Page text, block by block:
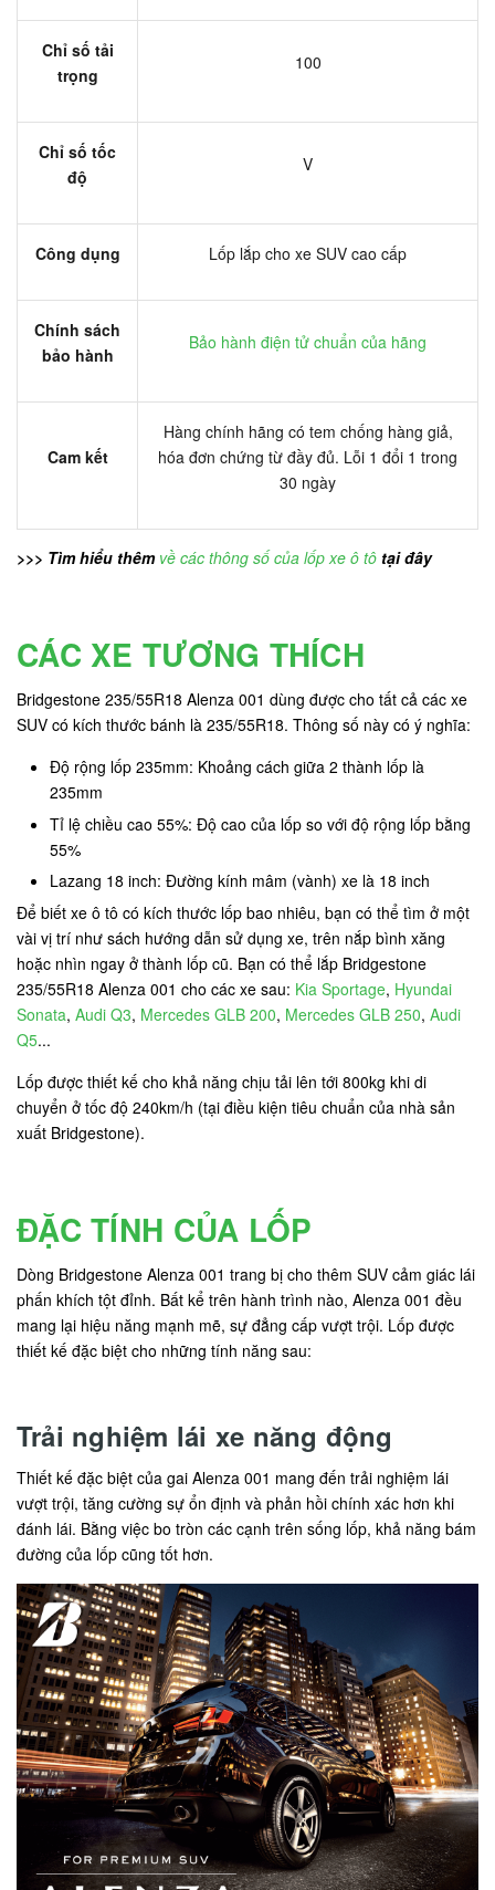
Chỉ số tải
trọng
100
Chỉ số tốc
độ
V
Công dụng Lốp lắp cho xe SUV cao cấp
Chính sách
bảo hành
Bảo hành điện tử chuẩn của hãng
Cam kết
Hàng chính hãng có tem chống hàng giả,
hóa đơn chứng từ đầy đủ. Lỗi 1 đổi 1 trong
30 ngày
>>> Tìm hiểu thêm về các thông số của lốp xe ô tô tại đây
CÁC XE TƯƠNG THÍCH
Bridgestone 235/55R18 Alenza 001 dùng được cho tất cả các xe
SUV có kích thước bánh là 235/55R18. Thông số này có ý nghĩa:
Độ rộng lốp 235mm: Khoảng cách giữa 2 thành lốp là
235mm
Tỉ lệ chiều cao 55%: Độ cao của lốp so với độ rộng lốp bằng
55%
Lazang 18 inch: Đường kính mâm (vành) xe là 18 inch
Để biết xe ô tô có kích thước lốp bao nhiêu, bạn có thể tìm ở một
vài vị trí như sách hướng dẫn sử dụng xe, trên nắp bình xăng
hoặc nhìn ngay ở thành lốp cũ. Bạn có thể lắp Bridgestone
235/55R18 Alenza 001 cho các xe sau: Kia Sportage, Hyundai
Sonata, Audi Q3, Mercedes GLB 200, Mercedes GLB 250, Audi
Q5...
Lốp được thiết kế cho khả năng chịu tải lên tới 800kg khi di
chuyển ở tốc độ 240km/h (tại điều kiện tiêu chuẩn của nhà sản
xuất Bridgestone).
ĐẶC TÍNH CỦA LỐP
Dòng Bridgestone Alenza 001 trang bị cho thêm SUV cảm giác lái
phấn khích tột đỉnh. Bất kể trên hành trình nào, Alenza 001 đều
mang lại hiệu năng mạnh mẽ, sự đẳng cấp vượt trội. Lốp được
thiết kế đặc biệt cho những tính năng sau:
Trải nghiệm lái xe năng động
Thiết kế đặc biệt của gai Alenza 001 mang đến trải nghiệm lái
vượt trội, tăng cường sự ổn định và phản hồi chính xác hơn khi
đánh lái. Bằng việc bo tròn các cạnh trên sống lốp, khả năng bám
đường của lốp cũng tốt hơn.